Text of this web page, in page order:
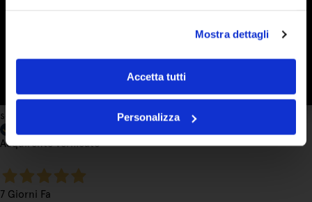
Mostra dettagli
Accetta tutti
Personalizza
sono cliente affezionato e ritengo che la qualità, la percezione
customer service attento e puntuale. le promozioni invitano e
sono efficaci nel fidelizzare il cliente. continuate così
Acquirente verificato
7 Giorni Fa